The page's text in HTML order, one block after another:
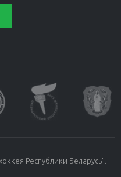
Республики Беларусь".